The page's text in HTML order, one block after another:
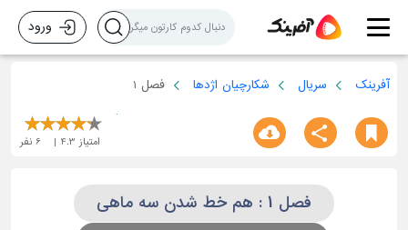
ورود
آفرینک سریال شکارچیان اژدها فصل 1
امتیاز 4.3
6 نفر
فصل 1 : هم خط شدن سه ماهی